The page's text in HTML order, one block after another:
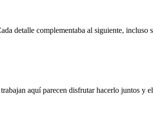
detalle complementaba al siguiente, incluso
aquí parecen disfrutar hacerlo juntos